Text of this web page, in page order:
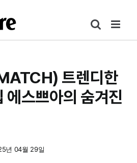
트렌디한
에스쁘아의 숨겨진
년 04월 29일